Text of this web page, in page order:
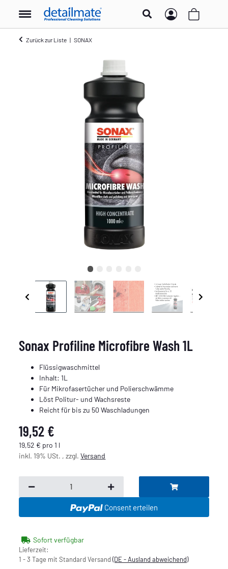
Zurück zur Liste SONAX
Sonax Profiline Microfibre Wash 1L
Flüssigwaschmittel
Inhalt: 1L
Für Mikrofasertücher und Polierschwämme
Löst Politur- und Wachsreste
Reicht für bis zu 50 Waschladungen
19,52 €
19,52 € pro 1 l
inkl. 19% USt. , zzgl.Versand
Consent erteilen
Sofort verfügbar
Lieferzeit:
1 - 3 Tage mit Standard Versand(DE - Ausland abweichend)